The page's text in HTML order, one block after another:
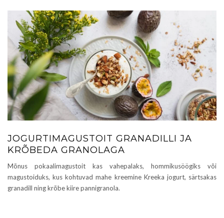
JOGURTIMAGUSTOIT GRANADILLI JA
KRÕBEDA GRANOLAGA
Mõnus pokaalimagustoit kas vahepalaks, hommikusöögiks või
magustoiduks, kus kohtuvad mahe kreemine Kreeka jogurt, särtsakas
granadill ning krõbe kiire pannigranola.